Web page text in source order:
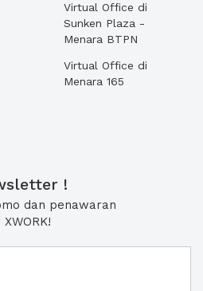
Virtual Office di
Sunken Plaza -
Menara BTPN
Virtual Office di
Menara 165
!
dan penawaran